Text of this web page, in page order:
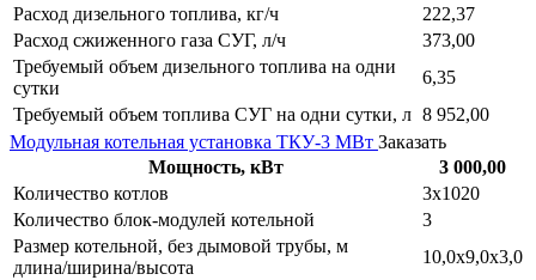
Расход дизельного топлива, кг/ч
222,37
Расход сжиженного газа СУГ, л/ч
373,00
Требуемый объем дизельного топлива на одни
сутки
6,35
Требуемый объем топлива СУГ на одни сутки, л 8 952,00
Модульная котельная установка ТКУ-3 МВт Заказать
Мощность, кВт
3 000,00
Количество котлов
3х1020
Количество блок-модулей котельной
3
Размер котельной, без дымовой трубы, м
длина/ширина/высота
10,0х9,0х3,0